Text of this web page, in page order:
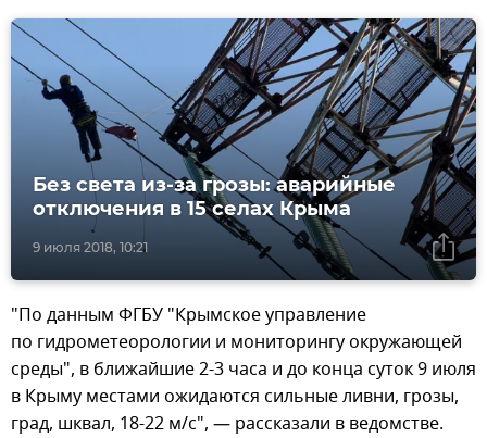
9 июля 2018, 10:21
Без света из-за грозы: аварийные
отключения в 15 селах Крыма
"По данным ФГБУ "Крымское управление
по гидрометеорологии и мониторингу окружающей
среды", в ближайшие 2-3 часа и до конца суток 9 июля
в Крыму местами ожидаются сильные ливни, грозы,
град, шквал, 18-22 м/с", — рассказали в ведомстве.